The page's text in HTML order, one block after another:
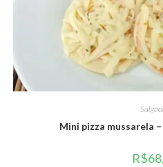
Mini pizza mussarela
R$